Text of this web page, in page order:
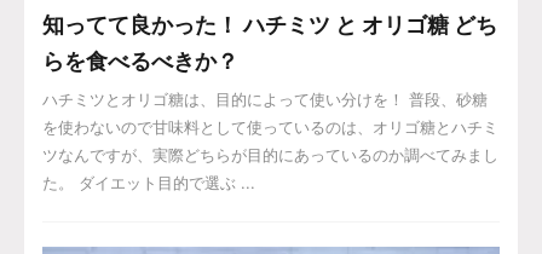
知ってて良かった！ ハチミツ と オリゴ糖 どち
らを食べるべきか？
ハチミツとオリゴ糖は、目的によって使い分けを！ 普段、砂糖
を使わないので甘味料として使っているのは、オリゴ糖とハチミ
ツなんですが、実際どちらが目的にあっているのか調べてみまし
た。 ダイエット目的で選ぶ ...